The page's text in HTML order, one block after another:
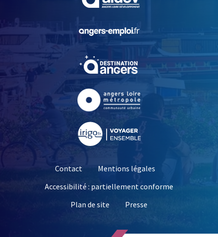
, Ouvre une nouvelle
, Ouvre une nouvelle
Contact
Mentions légales
Accessibilité : partiellement conforme
Plan de site
Presse